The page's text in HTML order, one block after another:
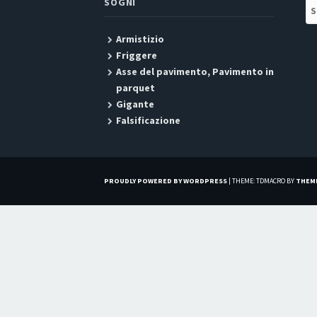
Armistizio
Friggere
Asse del pavimento, Pavimento in
parquet
Gigante
Falsificazione
PROUDLY POWERED BY WORDPRESS | THEME: TDMACRO BY